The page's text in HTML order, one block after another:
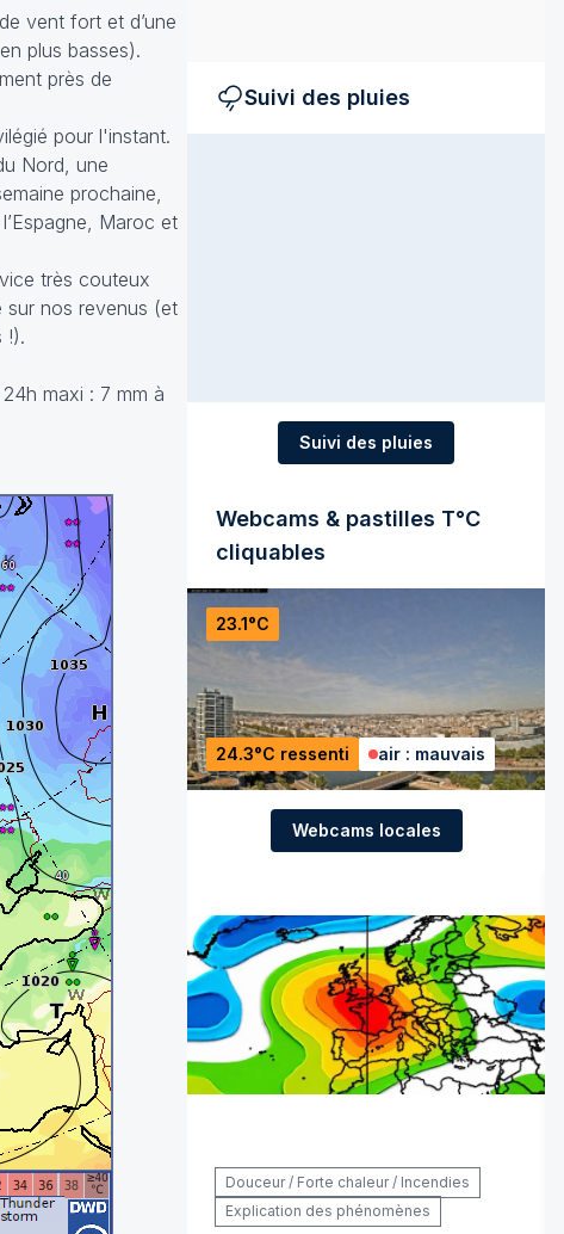
vent fort et d’une
plus basses).
près de
pour l'instant.
Nord, une
prochaine,
Maroc et
très couteux
sur nos revenus (et
!).
maxi : 7 mm à
Suivi des pluies
Suivi des pluies
Webcams & pastilles T°C
cliquables
23.1°C
24.3°C ressenti air : mauvais
Webcams locales
Douceur / Forte chaleur / Incendies
Explication des phénomènes